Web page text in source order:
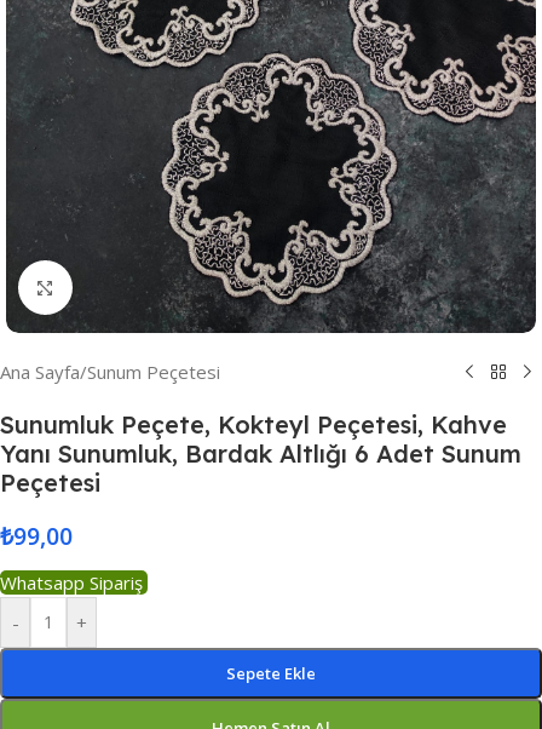
Resmi Büyüt
Ana Sayfa/Sunum Peçetesi
Sunumluk Peçete, Kokteyl Peçetesi, Kahve
Yanı Sunumluk, Bardak Altlığı 6 Adet Sunum
Peçetesi
₺99,00
Whatsapp Sipariş
-
+
Sepete Ekle